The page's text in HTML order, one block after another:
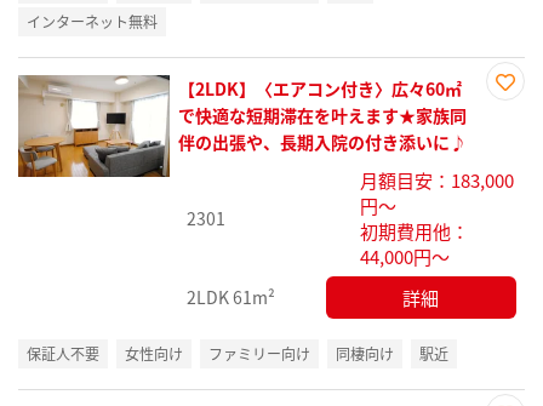
インターネット無料
録
【2LDK】〈エアコン付き〉広々60㎡
で快適な短期滞在を叶えます★家族同
伴の出張や、長期入院の付き添いに♪
2301
月額目安：183,000
円～
初期費用他：
44,000円～
2LDK61m² 詳細
保証人不要 女性向け ファミリー向け 同棲向け 駅近